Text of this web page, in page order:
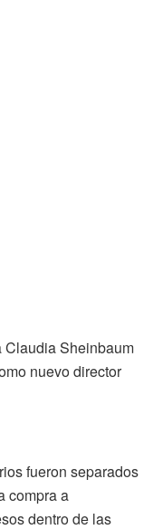
Claudia Sheinbaum
nuevo director
fueron separados
compra a
dentro de las